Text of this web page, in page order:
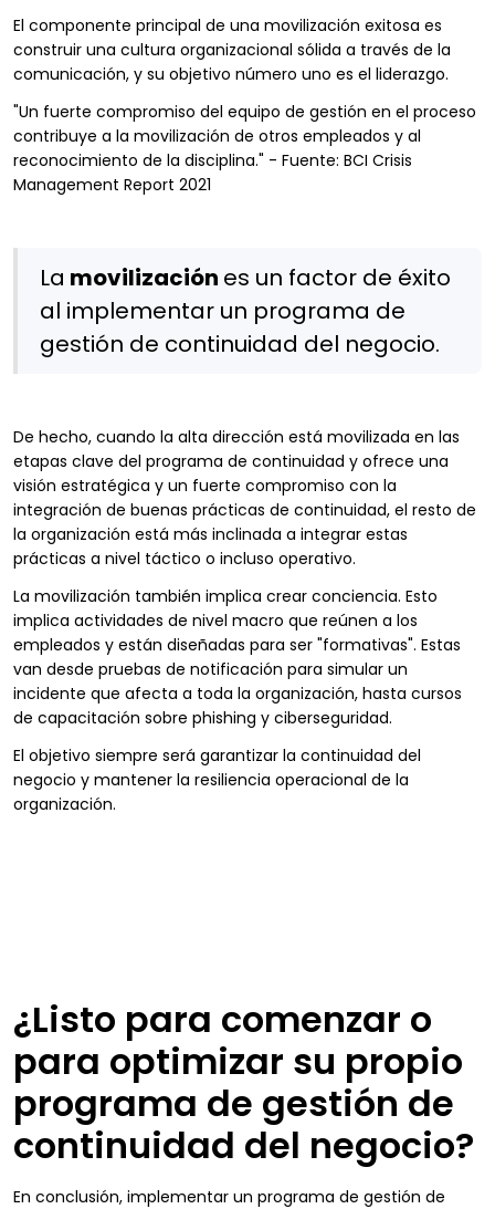
El componente principal de una movilización exitosa es
construir una cultura organizacional sólida a través de la
comunicación, y su objetivo número uno es el liderazgo.
"Un fuerte compromiso del equipo de gestión en el proceso
contribuye a la movilización de otros empleados y al
reconocimiento de la disciplina." - Fuente: BCI Crisis
Management Report 2021
La movilización es un factor de éxito
al implementar un programa de
gestión de continuidad del negocio.
De hecho, cuando la alta dirección está movilizada en las
etapas clave del programa de continuidad y ofrece una
visión estratégica y un fuerte compromiso con la
integración de buenas prácticas de continuidad, el resto de
la organización está más inclinada a integrar estas
prácticas a nivel táctico o incluso operativo.
La movilización también implica crear conciencia. Esto
implica actividades de nivel macro que reúnen a los
empleados y están diseñadas para ser "formativas". Estas
van desde pruebas de notificación para simular un
incidente que afecta a toda la organización, hasta cursos
de capacitación sobre phishing y ciberseguridad.
El objetivo siempre será garantizar la continuidad del
negocio y mantener la resiliencia operacional de la
organización.
¿Listo para comenzar o
para optimizar su propio
programa de gestión de
continuidad del negocio?
En conclusión, implementar un programa de gestión de